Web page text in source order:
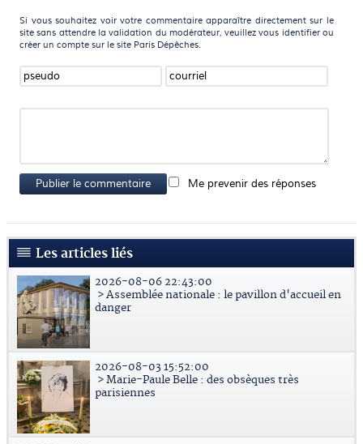
Si vous souhaitez voir votre commentaire apparaître directement sur le
site sans attendre la validation du modérateur, veuillez vous identifier ou
créer un compte sur le site Paris Dépêches.
Publier le commentaire Me prevenir des réponses
Les articles liés
2026-08-06 22:43:00
> Assemblée nationale : le pavillon d'accueil en
danger
2026-08-03 15:52:00
> Marie-Paule Belle : des obsèques très
parisiennes